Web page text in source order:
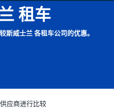
租车
斯威士兰 各租车公司的优惠。
应商进行比较